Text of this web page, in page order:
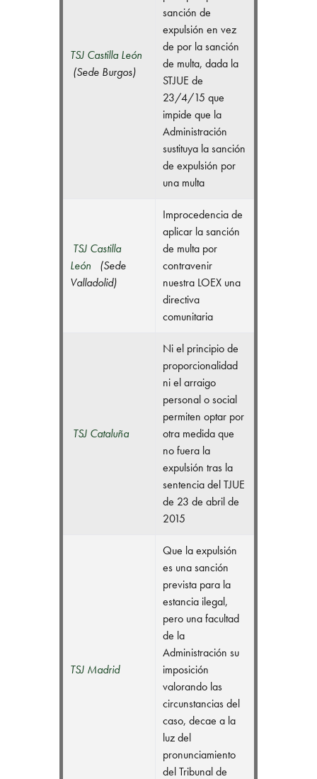
TSJ Castilla León
(Sede Burgos)
sanción de
expulsión en vez
de por la sanción
de multa, dada la
STJUE de
23/4/15 que
impide que la
Administración
sustituya la sanción
de expulsión por
una multa
TSJ Castilla
León
(Sede
Valladolid)
Improcedencia de
aplicar la sanción
de multa por
contravenir
nuestra LOEX una
directiva
comunitaria
TSJ Cataluña
Ni el principio de
proporcionalidad
ni el arraigo
personal o social
permiten optar por
otra medida que
no fuera la
expulsión tras la
sentencia del TJUE
de 23 de abril de
2015
TSJ Madrid
Que la expulsión
es una sanción
prevista para la
estancia ilegal,
pero una facultad
de la
Administración su
imposición
valorando las
circunstancias del
caso, decae a la
luz del
pronunciamiento
del Tribunal de